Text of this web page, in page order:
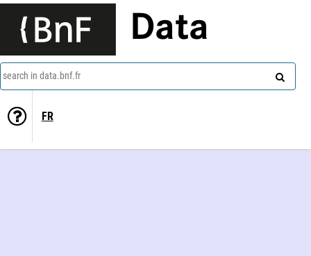
Data
search in data.bnf.fr
FR